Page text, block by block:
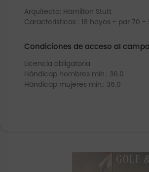
Arquitecto: Hamilton Stutt
Caracteristicas : 18 hoyos - par 70
Condiciones de acceso al
Licencia obligatoria
Hándicap hombres min.: 36.0
Hándicap mujeres min.: 36.0